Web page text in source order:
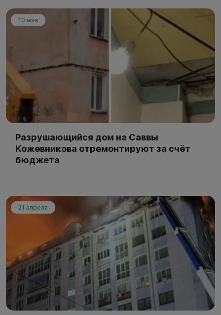
10 мая
Разрушающийся дом на Саввы
Кожевникова отремонтируют за счёт
бюджета
21 апреля